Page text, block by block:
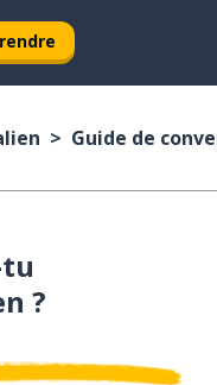
Guide de
?